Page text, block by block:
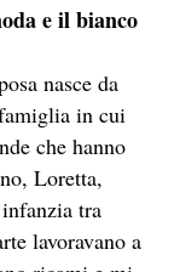
e il bianco
nasce da
in cui
che hanno
Loretta,
tra
lavoravano a